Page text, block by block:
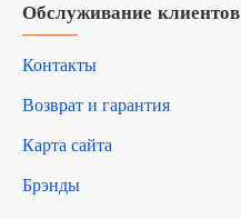
Обслуживание клиентов
Контакты
Возврат и гарантия
Карта сайта
Брэнды